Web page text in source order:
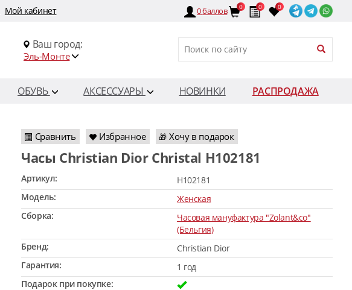
Мой кабинет 0баллов 0 0 0
Ваш город:
Эль-Монте
ОБУВЬ АКСЕССУАРЫ НОВИНКИ
РАСПРОДАЖА
Сравнить Избранное 🎁 Хочу в подарок
Часы Christian Dior Christal H102181
Артикул:
H102181
Модель:
Женская
Сборка:
Часовая мануфактура "Zolant&co"
(Бельгия)
Бренд:
Christian Dior
Гарантия:
1 год
Подарок при покупке: